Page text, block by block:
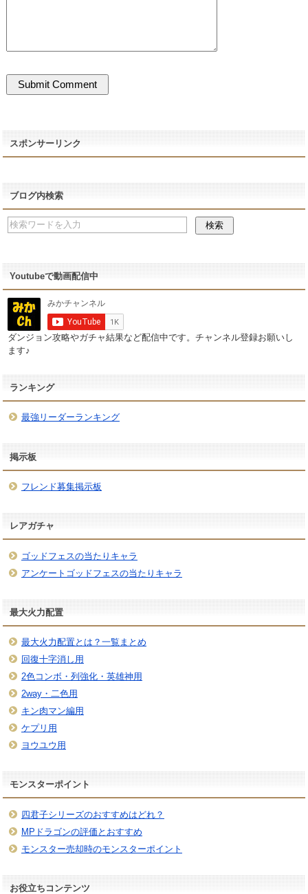
スポンサーリンク
ブログ内検索
Youtubeで動画配信中
ダンジョン攻略やガチャ結果など配信中です。チャンネル登録お願いし
ます♪
ランキング
最強リーダーランキング
掲示板
フレンド募集掲示板
レアガチャ
ゴッドフェスの当たりキャラ
アンケートゴッドフェスの当たりキャラ
最大火力配置
最大火力配置とは？一覧まとめ
回復十字消し用
2色コンボ・列強化・英雄神用
2way・二色用
キン肉マン編用
ケプリ用
ヨウユウ用
モンスターポイント
四君子シリーズのおすすめはどれ？
MPドラゴンの評価とおすすめ
モンスター売却時のモンスターポイント
お役立ちコンテンツ